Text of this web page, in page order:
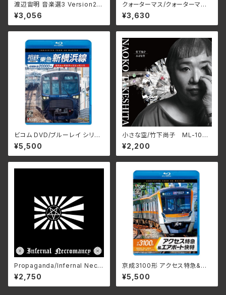
渡辺宙明 音楽選3 Version2/
田中由美子、根本由美、成松こだ
ま 3SCD-0072(仕様:CD)
¥3,056
クォーターマス/クォーターマ
ス BELLE-264426(仕様:SH
M-CD)
¥3,630
ビコム DVD/ブルーレイ シリー
ズ 相模鉄道20000系 相鉄・
東急新横浜線 4K撮影作品 湘
南台～新横浜～渋谷～和光
¥5,500
小さな空/竹下尚子 ML-1048
(仕様:CD)
¥2,200
Propaganda/Infernal Necr
omancy ZDR-073(仕様:C
D)
¥2,750
京成3100形 アクセス特急&エ
アポート快特 成田空港〜押
上〜泉岳寺〜羽田空港第1・第2
ターミナル/ビコム ブルーレイ
¥5,500